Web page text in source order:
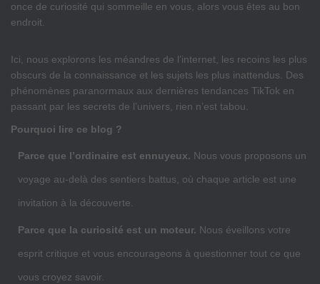
once de curiosité qui sommeille en vous, alors vous êtes au bon
endroit.
Ici, nous explorons les méandres de l’internet, les recoins les plus
obscurs de la connaissance et les sujets les plus inattendus. Des
phénomènes paranormaux aux dernières tendances TikTok en
passant par les secrets de l’univers, rien n’est tabou.
Pourquoi lire ce blog ?
Parce que l’ordinaire est ennuyeux. Nous vous proposons un
voyage au-delà des sentiers battus, où chaque article est une
invitation à la découverte.
Parce que la curiosité est un moteur. Nous éveillons votre
esprit critique et vous encourageons à questionner tout ce que
vous croyez savoir.